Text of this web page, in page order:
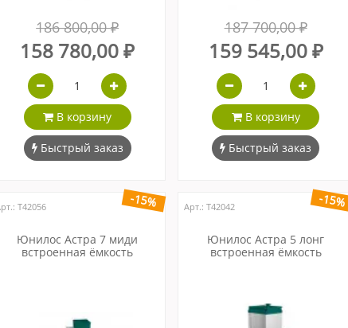
186 800,00 ₽
158 780,00 ₽
В корзину
Быстрый заказ
187 700,00 ₽
159 545,00 ₽
В корзину
Быстрый заказ
-15%
Т42056
Юнилос Астра 7 миди
встроенная ёмкость
-15%
Арт.: Т42042
Юнилос Астра 5 лонг
встроенная ёмкость